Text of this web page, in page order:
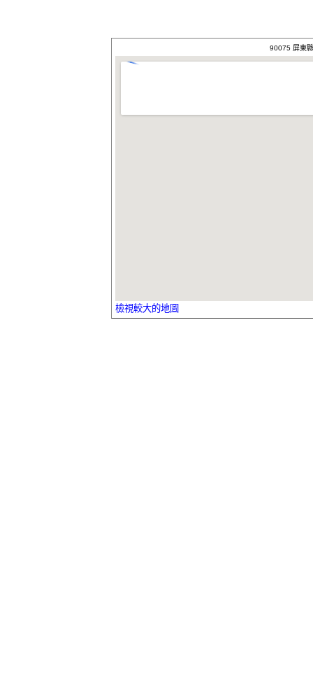
90075 屏東
檢視較大的地圖